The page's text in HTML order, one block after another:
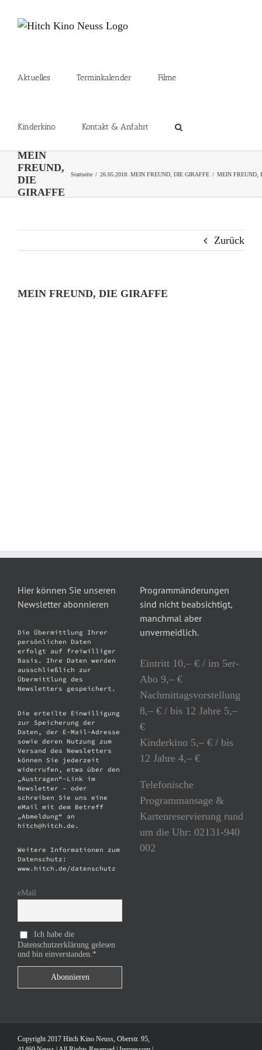
Inhalt
Aktuelles Terminkalender Filme
Kinderkino Kontakt & Anfahrt
MEIN
FREUND,
DIE
GIRAFFE
Startseite 26.05.2018: MEIN FREUND, DIE GIRAFFE MEIN FREUND,
Zurück
MEIN FREUND, DIE GIRAFFE
Hier können Sie unseren
Newsletter abonnieren
Die Übermittlung Ihrer
persönlichen Daten
erfolgt auf freiwilliger
Basis. Ihre Daten werden
ausschließlich zur
Übermittlung des
Newsletters gespeichert.
Die erteilte Einwilligung
zur Speicherung der
Daten, der E-Mail-Adresse
sowie deren Nutzung zum
Versand des Newsletters
können Sie jederzeit
widerrufen, etwa über den
„Austragen“-Link im
Newsletter – oder
schreiben Sie uns eine
eMail mit dem Betreff
„Abmeldung“ an
hitch@hitch.de.
Weitere Informationen zum
Datenschutz:
www.hitch.de/datenschutz
eMail
Ich habe die
Datenschutzerklärung gelesen
und bin einverstanden.*
Programmänderungen
sind nicht beabsichtigt,
manchmal aber
unvermeidlich.
Eintritt 10,– € / im 5er-
Abo 9,– €
Nachmittagsvorstellung
8,– € / bis 12 Jahre 5,–
€
Kinderkino 5,– € / bis
12 Jahre 4,– €
Telefonische
Programmansage &
Kartenreservierung rund
um die Uhr: 02131-940
002
Copyright 2017 Hitch Kino Neuss, Oberstr. 95,